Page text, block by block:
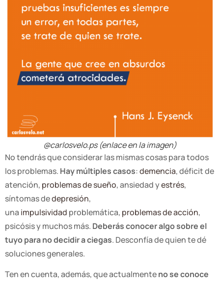
@carlosvelo.ps (enlace en la imagen)
No tendrás que considerar las mismas cosas para todos
los problemas. Hay múltiples casos:demencia, déficit de
atención, problemas de sueño, ansiedad yestrés,
síntomas dedepresión,
una impulsividad problemática, problemas de acción,
psicósis y muchos más. Deberás conocer algo sobre el
tuyo para no decidir a ciegas. Desconfía de quien te dé
soluciones generales.
Ten en cuenta, además, que actualmenteno se conoce